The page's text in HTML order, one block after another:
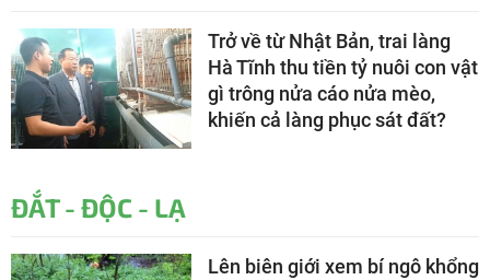
Trở về từ Nhật Bản, trai làng
Hà Tĩnh thu tiền tỷ nuôi con vật
gì trông nửa cáo nửa mèo,
khiến cả làng phục sát đất?
ĐẮT - ĐỘC - LẠ
Lên biên giới xem bí ngô khổng